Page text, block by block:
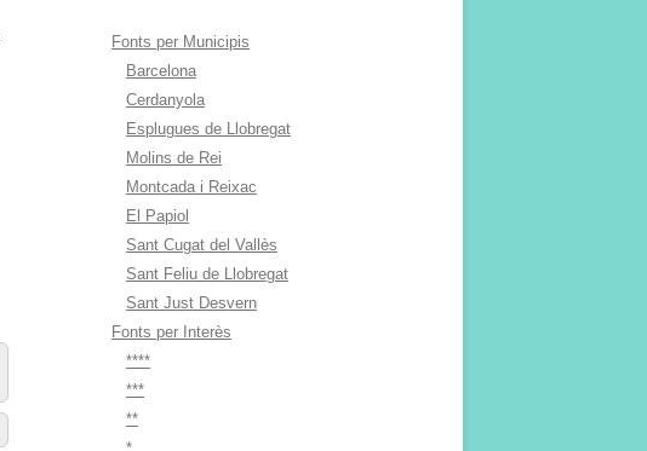
Fonts per Municipis
Barcelona
Cerdanyola
Esplugues de Llobregat
Molins de Rei
Montcada i Reixac
El Papiol
Sant Cugat del Vallès
Sant Feliu de Llobregat
Sant Just Desvern
Fonts per Interès
****
***
**